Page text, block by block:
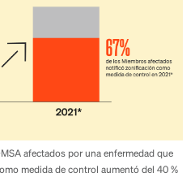
afectados por una enfermedad que
medida de control aumentó del 40 %